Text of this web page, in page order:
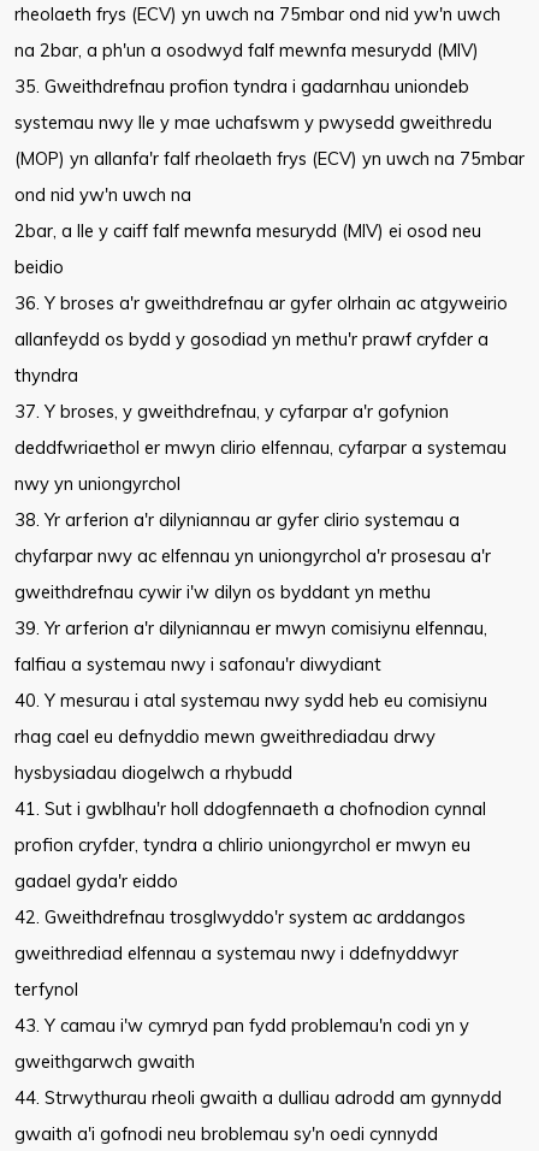
rheolaeth frys (ECV) yn uwch na 75mbar ond nid yw'n uwch
na 2bar, a ph'un a osodwyd falf mewnfa mesurydd (MIV)
35. Gweithdrefnau profion tyndra i gadarnhau uniondeb
systemau nwy lle y mae uchafswm y pwysedd gweithredu
(MOP) yn allanfa'r falf rheolaeth frys (ECV) yn uwch na 75mbar
ond nid yw'n uwch na
2bar, a lle y caiff falf mewnfa mesurydd (MIV) ei osod neu
beidio
36. Y broses a'r gweithdrefnau ar gyfer olrhain ac atgyweirio
allanfeydd os bydd y gosodiad yn methu'r prawf cryfder a
thyndra
37. Y broses, y gweithdrefnau, y cyfarpar a'r gofynion
deddfwriaethol er mwyn clirio elfennau, cyfarpar a systemau
nwy yn uniongyrchol
38. Yr arferion a'r dilyniannau ar gyfer clirio systemau a
chyfarpar nwy ac elfennau yn uniongyrchol a'r prosesau a'r
gweithdrefnau cywir i'w dilyn os byddant yn methu
39. Yr arferion a'r dilyniannau er mwyn comisiynu elfennau,
falfiau a systemau nwy i safonau'r diwydiant
40. Y mesurau i atal systemau nwy sydd heb eu comisiynu
rhag cael eu defnyddio mewn gweithrediadau drwy
hysbysiadau diogelwch a rhybudd
41. Sut i gwblhau'r holl ddogfennaeth a chofnodion cynnal
profion cryfder, tyndra a chlirio uniongyrchol er mwyn eu
gadael gyda'r eiddo
42. Gweithdrefnau trosglwyddo'r system ac arddangos
gweithrediad elfennau a systemau nwy i ddefnyddwyr
terfynol
43. Y camau i'w cymryd pan fydd problemau'n codi yn y
gweithgarwch gwaith
44. Strwythurau rheoli gwaith a dulliau adrodd am gynnydd
gwaith a'i gofnodi neu broblemau sy'n oedi cynnydd